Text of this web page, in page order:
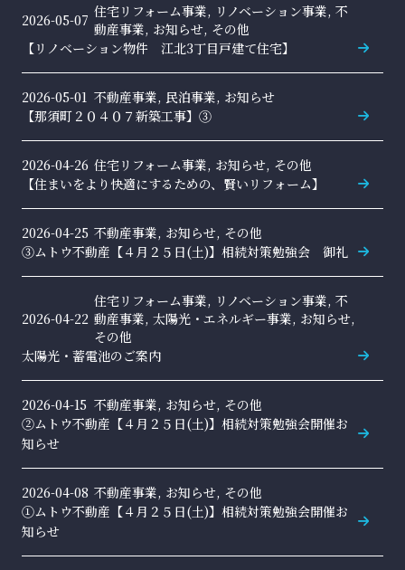
【リノベーション物件 江北3丁目戸建て住宅】
住宅リフォーム事業, リノベーション事業, 不
動産事業, お知らせ, その他
2026-05-07
【那須町２０４０７新築工事】③
不動産事業, 民泊事業, お知らせ
2026-05-01
【住まいをより快適にするための、賢いリフォーム】
住宅リフォーム事業, お知らせ, その他
2026-04-26
③ムトウ不動産【４月２５日(土)】相続対策勉強会 御礼
不動産事業, お知らせ, その他
2026-04-25
太陽光・蓄電池のご案内
住宅リフォーム事業, リノベーション事業, 不
動産事業, 太陽光・エネルギー事業, お知らせ,
その他
2026-04-22
②ムトウ不動産【４月２５日(土)】相続対策勉強会開催お
知らせ
不動産事業, お知らせ, その他
2026-04-15
①ムトウ不動産【４月２５日(土)】相続対策勉強会開催お
知らせ
不動産事業, お知らせ, その他
2026-04-08